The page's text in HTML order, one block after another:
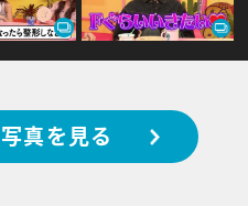
真を見る